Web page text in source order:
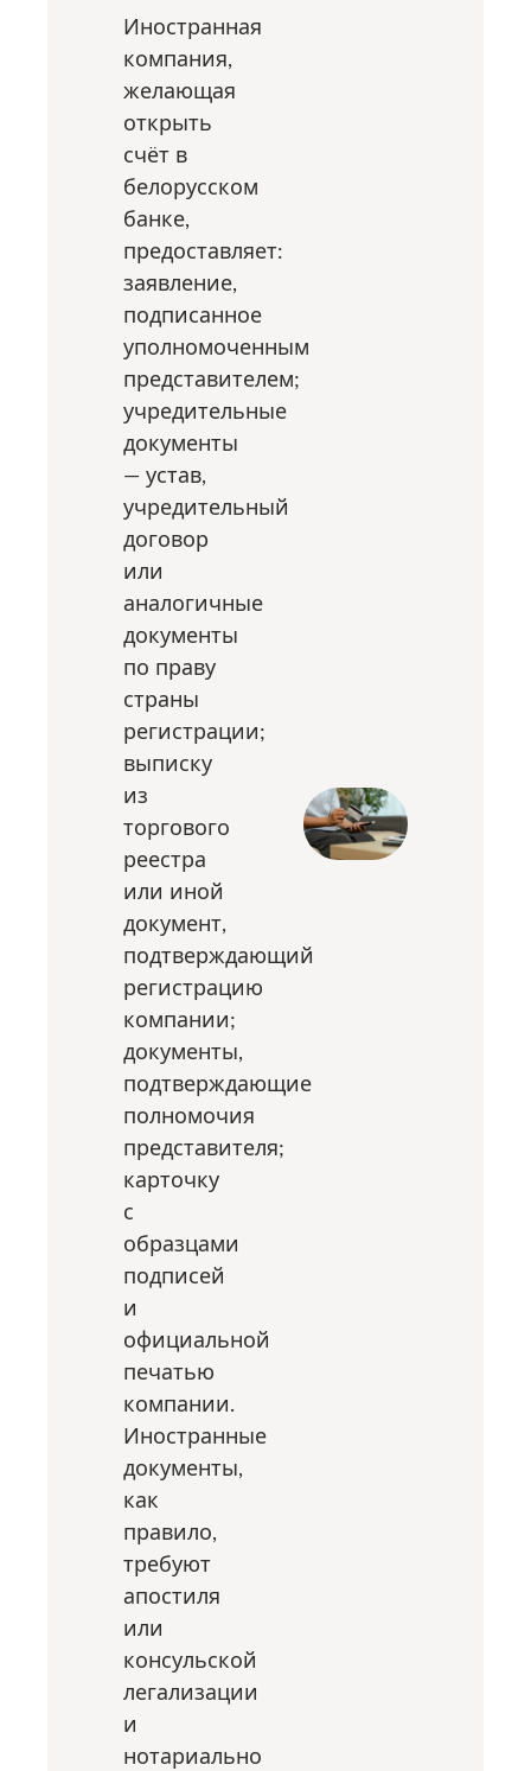
Иностранная
компания,
желающая
открыть
счёт в
белорусском
банке,
предоставляет:
заявление,
подписанное
уполномоченным
представителем;
учредительные
документы
— устав,
учредительный
договор
или
аналогичные
документы
по праву
страны
регистрации;
выписку
из
торгового
реестра
или иной
документ,
подтверждающий
регистрацию
компании;
документы,
подтверждающие
полномочия
представителя;
карточку
с
образцами
подписей
и
официальной
печатью
компании.
Иностранные
документы,
как
правило,
требуют
апостиля
или
консульской
легализации
и
нотариально